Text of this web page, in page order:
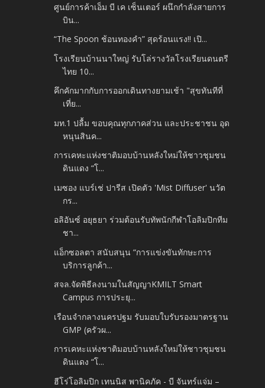
ศูนย์การค้าเอ็ม บี เค เซ็นเตอร์ ผนึกกำลังสายการ
บิน...
“The Spoon ช้อนทองคำ” สุดร้อนแรง!! เปิ...
โรงเรียนบ้านนาใหญ่ รับโล่รางวัลโรงเรียนดนตรี
ไทย 10...
คึกคักมากกับการออกเดินทางยามเช้า "สุขทันทีที่
เที่ย...
มท.1 ปลื้ม ขอบคุณทุกภาคส่วน และประชาชน อุด
หนุนสินค...
การเคหะแห่งชาติมอบบ้านหลังใหม่ให้ชาวชุมชน
ดินแดง “โ...
เมซอง แบร์เช่ ปารีส เปิดตัว 'Mist Diffuser' นวัต
กร...
อลิอันซ์ อยุธยา ร่วมต้อนรับทัพนักกีฬาโอลิมปิกทีม
ชา...
แอ็กซอลตา สนับสนุน “การแข่งขันทักษะการ
บริการลูกค้า...
สจล.จัดพิธีลงนามในสัญญาKMILT Smart
Campus การประยุ...
เรือนจำกลางนครปฐม รับมอบใบรับรองมาตรฐาน
GMP (ครัวผ...
การเคหะแห่งชาติมอบบ้านหลังใหม่ให้ชาวชุมชน
ดินแดง “โ...
ฮีโร่โอลิมปิก เทนนิส พานิคภัค - บี จันทร์แจ่ม –